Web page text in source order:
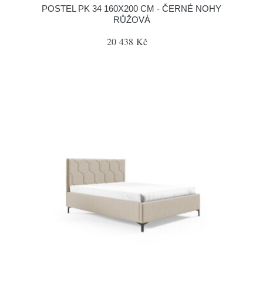
POSTEL PK 34 160X200 CM - ČERNÉ NOHY
RŮŽOVÁ
20 438 Kč